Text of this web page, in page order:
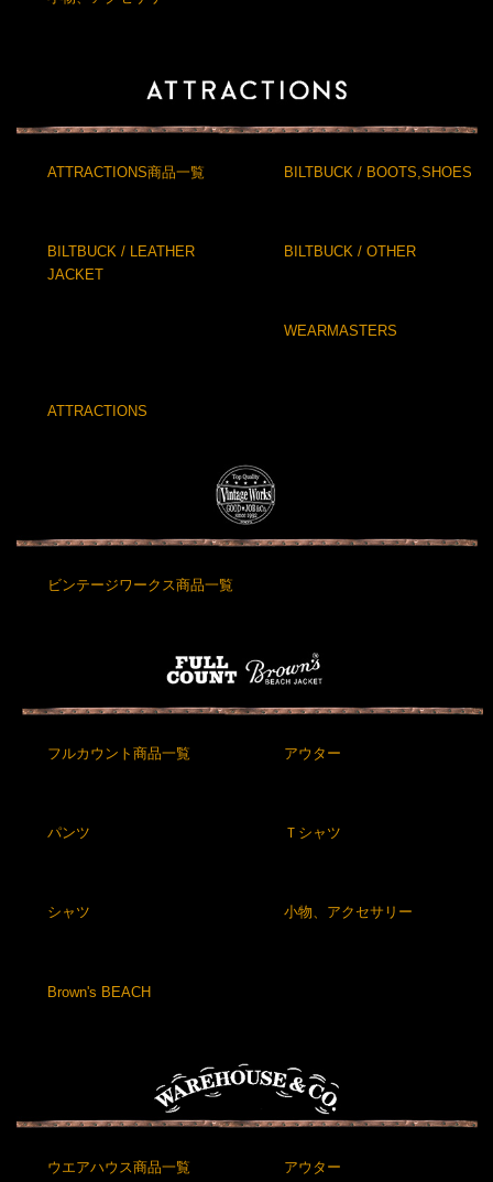
ATTRACTIONS商品一覧 BILTBUCK / BOOTS,SHOES
BILTBUCK / LEATHER
JACKET
BILTBUCK / OTHER
WEARMASTERS
ATTRACTIONS
ビンテージワークス商品一覧
フルカウント商品一覧 アウター
パンツ Ｔシャツ
シャツ 小物、アクセサリー
Brown's BEACH
ウエアハウス商品一覧 アウター